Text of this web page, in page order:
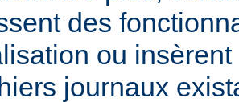
des
ou
journaux